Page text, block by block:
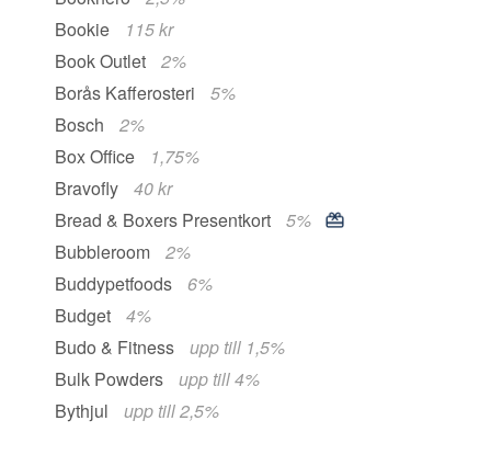
Bookie
115 kr
Book Outlet
2%
Borås Kafferosteri
5%
Bosch
2%
Box Office
1,75%
Bravofly
40 kr
Bread & Boxers Presentkort
5%
Bubbleroom
2%
Buddypetfoods
6%
Budget
4%
Budo & Fitness
upp till 1,5%
Bulk Powders
upp till 4%
Bythjul
upp till 2,5%